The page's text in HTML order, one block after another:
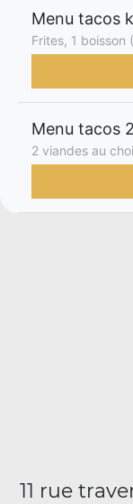
Menu tacos
Frites, 1 boisson
Menu tacos
2 viandes au
11 rue